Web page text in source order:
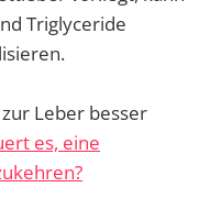
Triglyceride
Leber besser
es, eine